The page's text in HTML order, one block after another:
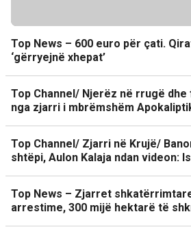
Top News – 600 euro për çati.
‘gërryejnë xhepat’
Top Channel/ Njerëz në rrugë dhe
nga zjarri i mbrëmshëm
Top Channel/ Zjarri në Krujë/
shtëpi, Aulon Kalaja ndan videon:
Top News – Zjarret
arrestime, 300 mijë hektarë të